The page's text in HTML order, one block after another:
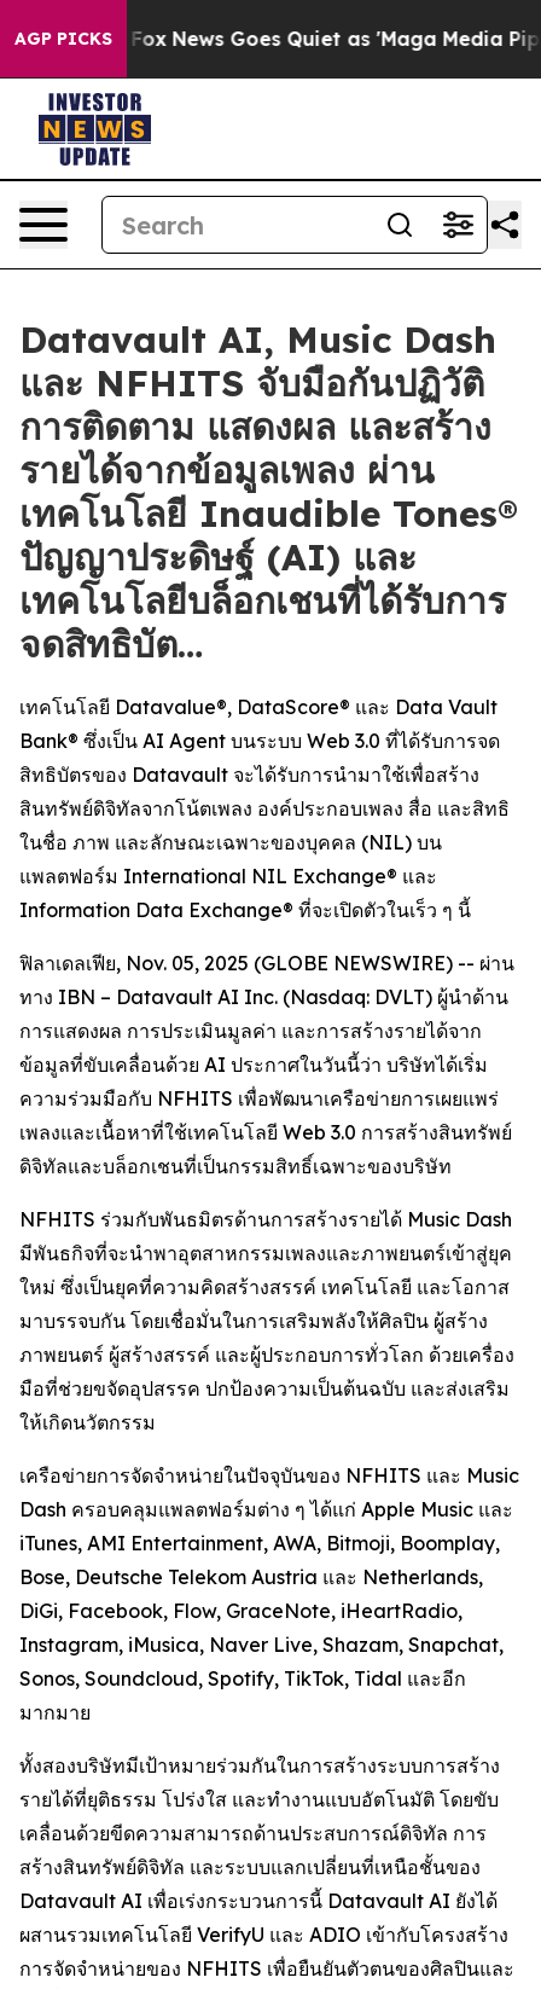
AGP PICKS
Fox News Goes Quiet as 'Maga Media Pipeline'
Datavault AI, Music Dash
และ NFHITS จับมือกันปฏิวัติ
การติดตาม แสดงผล และสร้าง
รายได้จากข้อมูลเพลง ผ่าน
เทคโนโลยี Inaudible Tones®
ปัญญาประดิษฐ์ (AI) และ
เทคโนโลยีบล็อกเชนที่ได้รับการ
จดสิทธิบัต…
เทคโนโลยี Datavalue®, DataScore® และ Data Vault
Bank® ซึ่งเป็น AI Agent บนระบบ Web 3.0 ที่ได้รับการจด
สิทธิบัตรของ Datavault จะได้รับการนำมาใช้เพื่อสร้าง
สินทรัพย์ดิจิทัลจากโน้ตเพลง องค์ประกอบเพลง สื่อ และสิทธิ
ในชื่อ ภาพ และลักษณะเฉพาะของบุคคล (NIL) บน
แพลตฟอร์ม International NIL Exchange® และ
Information Data Exchange® ที่จะเปิดตัวในเร็ว ๆ นี้
ฟิลาเดลเฟีย, Nov. 05, 2025 (GLOBE NEWSWIRE) -- ผ่าน
ทาง IBN – Datavault AI Inc. (Nasdaq: DVLT) ผู้นำด้าน
การแสดงผล การประเมินมูลค่า และการสร้างรายได้จาก
ข้อมูลที่ขับเคลื่อนด้วย AI ประกาศในวันนี้ว่า บริษัทได้เริ่ม
ความร่วมมือกับ NFHITS เพื่อพัฒนาเครือข่ายการเผยแพร่
เพลงและเนื้อหาที่ใช้เทคโนโลยี Web 3.0 การสร้างสินทรัพย์
ดิจิทัลและบล็อกเชนที่เป็นกรรมสิทธิ์เฉพาะของบริษัท
NFHITS ร่วมกับพันธมิตรด้านการสร้างรายได้ Music Dash
มีพันธกิจที่จะนำพาอุตสาหกรรมเพลงและภาพยนตร์เข้าสู่ยุค
ใหม่ ซึ่งเป็นยุคที่ความคิดสร้างสรรค์ เทคโนโลยี และโอกาส
มาบรรจบกัน โดยเชื่อมั่นในการเสริมพลังให้ศิลปิน ผู้สร้าง
ภาพยนตร์ ผู้สร้างสรรค์ และผู้ประกอบการทั่วโลก ด้วยเครื่อง
มือที่ช่วยขจัดอุปสรรค ปกป้องความเป็นต้นฉบับ และส่งเสริม
ให้เกิดนวัตกรรม
เครือข่ายการจัดจำหน่ายในปัจจุบันของ NFHITS และ Music
Dash ครอบคลุมแพลตฟอร์มต่าง ๆ ได้แก่ Apple Music และ
iTunes, AMI Entertainment, AWA, Bitmoji, Boomplay,
Bose, Deutsche Telekom Austria และ Netherlands,
DiGi, Facebook, Flow, GraceNote, iHeartRadio,
Instagram, iMusica, Naver Live, Shazam, Snapchat,
Sonos, Soundcloud, Spotify, TikTok, Tidal และอีก
มากมาย
ทั้งสองบริษัทมีเป้าหมายร่วมกันในการสร้างระบบการสร้าง
รายได้ที่ยุติธรรม โปร่งใส และทำงานแบบอัตโนมัติ โดยขับ
เคลื่อนด้วยขีดความสามารถด้านประสบการณ์ดิจิทัล การ
สร้างสินทรัพย์ดิจิทัล และระบบแลกเปลี่ยนที่เหนือชั้นของ
Datavault AI เพื่อเร่งกระบวนการนี้ Datavault AI ยังได้
ผสานรวมเทคโนโลยี VerifyU และ ADIO เข้ากับโครงสร้าง
การจัดจำหน่ายของ NFHITS เพื่อยืนยันตัวตนของศิลปินและ